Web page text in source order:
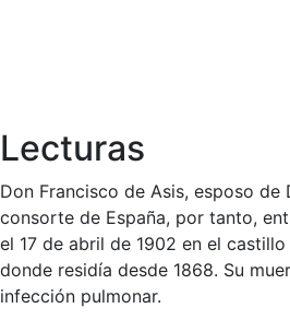
Lecturas
Don Francisco de Asis, esposo de
consorte de España, por tanto,
el 17 de abril de 1902 en el
donde residía desde 1868. Su
infección pulmonar.